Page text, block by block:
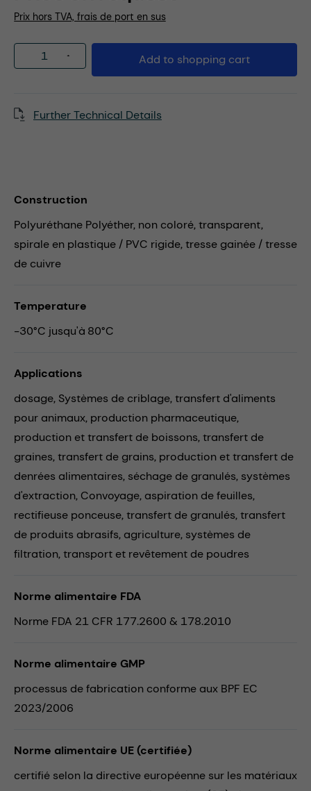
Prix hors TVA, frais de port en sus
Product Quantity: Enter the desired
Add to shopping cart
Further Technical Details
Construction
Polyuréthane Polyéther, non coloré, transparent,
spirale en plastique / PVC rigide, tresse gainée / tresse
de cuivre
Temperature
-30°C jusqu'à 80°C
Applications
dosage, Systèmes de criblage,transfert d'aliments
pour animaux, production pharmaceutique,
production et transfert de boissons,transfert de
graines,transfert de grains, production et transfert de
denrées alimentaires, séchage de granulés, systèmes
d'extraction, Convoyage, aspiration de feuilles,
rectifieuse ponceuse,transfert de granulés,transfert
de produits abrasifs, agriculture, systèmes de
filtration,transport et revêtement de poudres
Norme alimentaire FDA
Norme FDA 21 CFR 177.2600 & 178.2010
Norme alimentaire GMP
processus de fabrication conforme aux BPF EC
2023/2006
Norme alimentaire UE (certifiée)
certifié selon la directive européenne sur les matériaux